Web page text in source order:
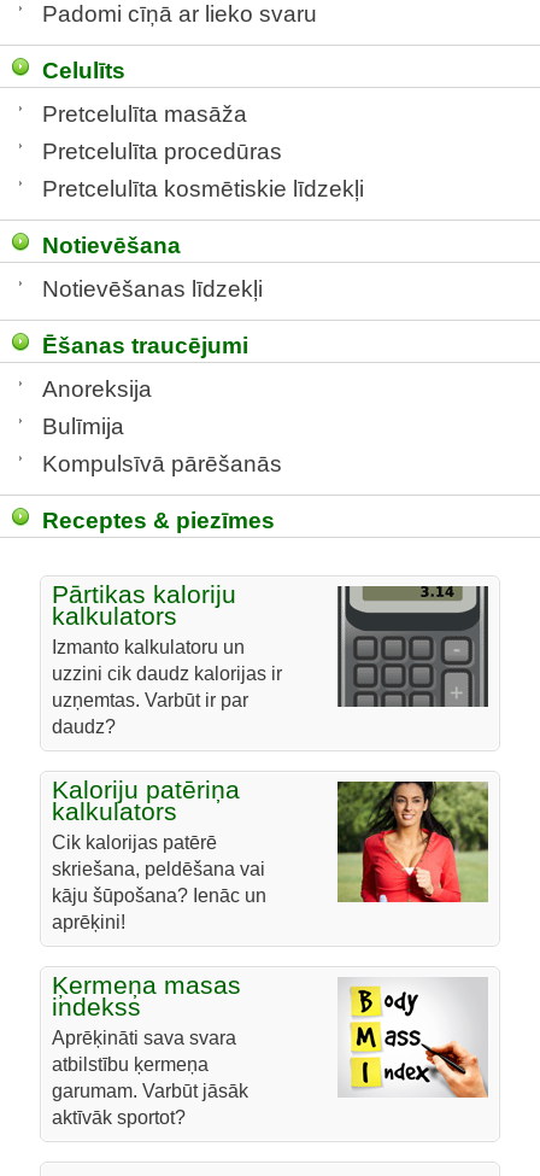
Padomi cīņā ar lieko svaru
Celulīts
Pretcelulīta masāža
Pretcelulīta procedūras
Pretcelulīta kosmētiskie līdzekļi
Notievēšana
Notievēšanas līdzekļi
Ēšanas traucējumi
Anoreksija
Bulīmija
Kompulsīvā pārēšanās
Receptes & piezīmes
Pārtikas kaloriju
kalkulators
Izmanto kalkulatoru un
uzzini cik daudz kalorijas ir
uzņemtas. Varbūt ir par
daudz?
Kaloriju patēriņa
kalkulators
Cik kalorijas patērē
skriešana, peldēšana vai
kāju šūpošana? Ienāc un
aprēķini!
Ķermeņa masas
indekss
Aprēķināti sava svara
atbilstību ķermeņa
garumam. Varbūt jāsāk
aktīvāk sportot?